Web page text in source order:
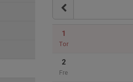
1
Tor
2
Fre